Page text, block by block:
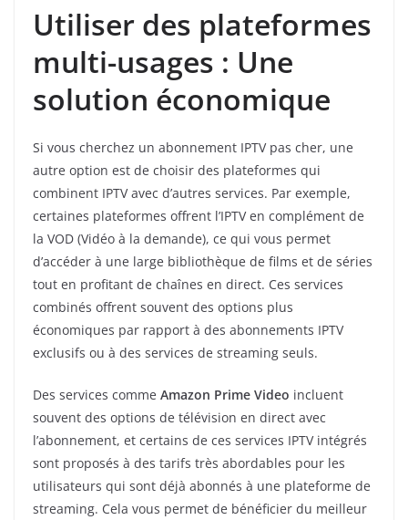
Utiliser des plateformes
multi-usages : Une
solution économique
Si vous cherchez un abonnement IPTV pas cher, une
autre option est de choisir des plateformes qui
combinent IPTV avec d’autres services. Par exemple,
certaines plateformes offrent l’IPTV en complément de
la VOD (Vidéo à la demande), ce qui vous permet
d’accéder à une large bibliothèque de films et de séries
tout en profitant de chaînes en direct. Ces services
combinés offrent souvent des options plus
économiques par rapport à des abonnements IPTV
exclusifs ou à des services de streaming seuls.
Des services comme Amazon Prime Video incluent
souvent des options de télévision en direct avec
l’abonnement, et certains de ces services IPTV intégrés
sont proposés à des tarifs très abordables pour les
utilisateurs qui sont déjà abonnés à une plateforme de
streaming. Cela vous permet de bénéficier du meilleur